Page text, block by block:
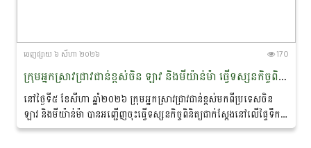
ចេញ​ផ្សាយ​ ៦ សីហា ២០២៦ 170
ក្រុមអ្នកស្រាវជ្រាវជាន់ខ្ពស់ចិន ឡាវ និងមីយ៉ាន់ម៉ា ធ្វើទស្សន​កិច្ច​ពិនិត្យជាក់ស្តែងនៅដែនជម្រកសត្វផ្សោតទន្លេមេគង្គ ក្នុងខេត្តក្រចេះ
នៅថ្ងៃទី៥ ខែសីហា ឆ្នាំ២០២៦ ក្រុមអ្នកស្រាវជ្រាវជាន់ខ្ពស់ម​ក​ពី​ប្រទេសចិន
ឡាវ និងមីយ៉ាន់ម៉ា បានអញ្ជើញចុះធ្វើទស្សនកិច្ច​ពិនិត្យ​ជាក់ស្តែងនៅលើផ្ទៃទឹក
នៃទន្លេមេគង្គ...